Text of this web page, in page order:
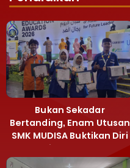
Bukan Sekadar
Bertanding, Enam Utusan
SMK MUDISA Buktikan Diri
di MEA 2026